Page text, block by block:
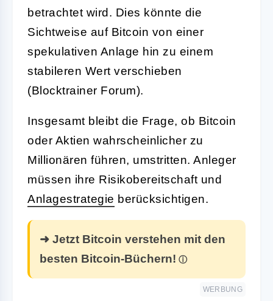
betrachtet wird. Dies könnte die
Sichtweise auf Bitcoin von einer
spekulativen Anlage hin zu einem
stabileren Wert verschieben
(Blocktrainer Forum).
Insgesamt bleibt die Frage, ob Bitcoin
oder Aktien wahrscheinlicher zu
Millionären führen, umstritten. Anleger
müssen ihre Risikobereitschaft und
Anlagestrategie berücksichtigen.
➜ Jetzt Bitcoin verstehen mit den
besten Bitcoin-Büchern!
WERBUNG